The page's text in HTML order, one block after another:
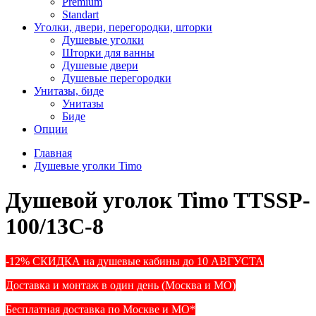
Standart
Уголки, двери, перегородки, шторки
Душевые уголки
Шторки для ванны
Душевые двери
Душевые перегородки
Унитазы, биде
Унитазы
Биде
Опции
Главная
Душевые уголки Timo
Душевой уголок Timo TTSSP-
100/13C-8
-12% СКИДКА на душевые кабины до 10 АВГУСТА
Доставка и монтаж в один день (Москва и МО)
Бесплатная доставка по Москве и МО*